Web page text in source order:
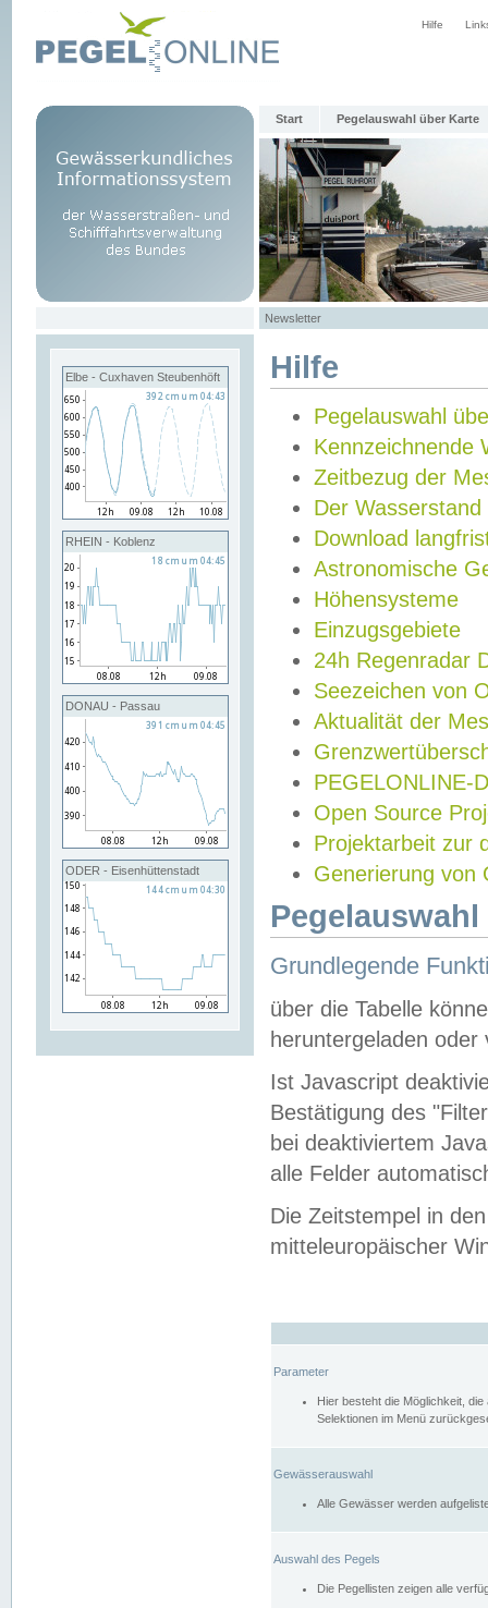
Hilfe
Start Pegelauswahl über Karte
Newsletter
Elbe - Cuxhaven Steubenhöft
RHEIN - Koblenz
DONAU - Passau
ODER - Eisenhüttenstadt
Hilfe
Pegelauswahl
Kennzeichnende
Zeitbezug der
Der Wasserstand
Download
Astronomische
Höhensysteme
Einzugsgebiete
24h Regenradar
Seezeichen von
Aktualität der
PEGELONLINE-
Open Source
Projektarbeit zur
Generierung von
Grundlegende
über die Tabelle
heruntergeladen oder
Ist Javascript
Bestätigung des
bei deaktiviertem
alle Felder
Die Zeitstempel in
mitteleuropäischer
Parameter
Hier besteht die Möglichkeit,
Selektionen im Menü
Gewässerauswahl
Alle Gewässer werden
Auswahl des Pegels
Die Pegellisten zeigen alle